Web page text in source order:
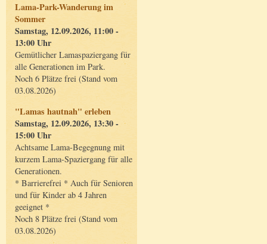
Lama-Park-Wanderung im
Sommer
Samstag, 12.09.2026, 11:00 -
13:00 Uhr
Gemütlicher Lamaspaziergang für
alle Generationen im Park.
Noch 6 Plätze frei (Stand vom
03.08.2026)
"Lamas hautnah" erleben
Samstag, 12.09.2026, 13:30 -
15:00 Uhr
Achtsame Lama-Begegnung mit
kurzem Lama-Spaziergang für alle
Generationen.
* Barrierefrei * Auch für Senioren
und für Kinder ab 4 Jahren
geeignet *
Noch 8 Plätze frei (Stand vom
03.08.2026)